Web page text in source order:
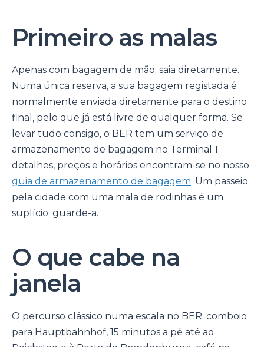
Primeiro as malas
Apenas com bagagem de mão: saia diretamente.
Numa única reserva, a sua bagagem registada é
normalmente enviada diretamente para o destino
final, pelo que já está livre de qualquer forma. Se
levar tudo consigo, o BER tem um serviço de
armazenamento de bagagem no Terminal 1;
detalhes, preços e horários encontram-se no nosso
guia de armazenamento de bagagem. Um passeio
pela cidade com uma mala de rodinhas é um
suplício; guarde-a.
O que cabe na
janela
O percurso clássico numa escala no BER: comboio
para Hauptbahnhof, 15 minutos a pé até ao